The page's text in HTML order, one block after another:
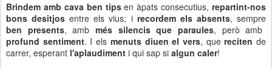
Brindem amb cava ben tipsen àpats consecutius, repartint-nos
bons desitjos entre els vius; i recordem els absents, sempre
ben presents, ambmés silencis que paraules, però amb
profund sentiment. I els menuts diuen el vers, querecitende
carrer, esperant l'aplaudiment i qui sap si algun caler!